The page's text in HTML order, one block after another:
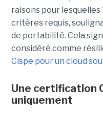
raisons pour lesquelles
critères requis,
de portabilité. Cela
considéré comme
Cispe pour un cloud
Une certification
uniquement